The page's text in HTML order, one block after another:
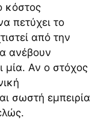
κόστος
πετύχει το
από την
ανέβουν
μία. Αν ο στόχος
σωστή εμπειρία